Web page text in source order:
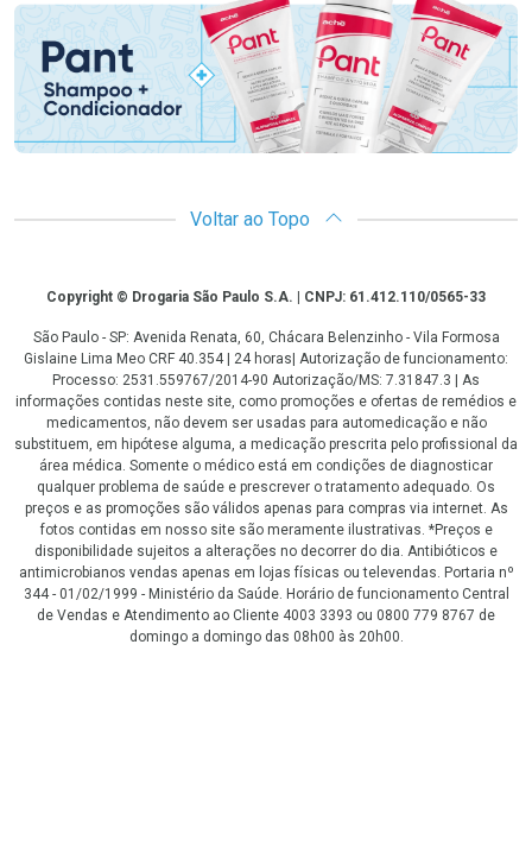
Voltar ao Topo
CopyrightCopyright © Drogaria São Paulo S.A. | CNPJ: 61.412.110/0565-33
São Paulo - SP: Avenida Renata, 60, Chácara Belenzinho - Vila Formosa
Gislaine Lima Meo CRF 40.354 | 24 horas| Autorização de funcionamento:
Processo: 2531.559767/2014-90 Autorização/MS: 7.31847.3 | As
informações contidas neste site, como promoções e ofertas de remédios e
medicamentos, não devem ser usadas para automedicação e não
substituem, em hipótese alguma, a medicação prescrita pelo profissional da
área médica. Somente o médico está em condições de diagnosticar
qualquer problema de saúde e prescrever o tratamento adequado. Os
preços e as promoções são válidos apenas para compras via internet. As
fotos contidas em nosso site são meramente ilustrativas. *Preços e
disponibilidade sujeitos a alterações no decorrer do dia. Antibióticos e
antimicrobianos vendas apenas em lojas físicas ou televendas. Portaria nº
344 - 01/02/1999 - Ministério da Saúde. Horário de funcionamento Central
de Vendas e Atendimento ao Cliente 4003 3393 ou 0800 779 8767 de
domingo a domingo das 08h00 às 20h00.